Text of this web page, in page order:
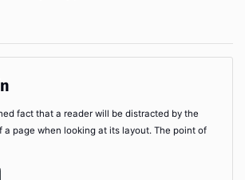
fact that a reader will be distracted by the
a page when looking at its layout. The point of